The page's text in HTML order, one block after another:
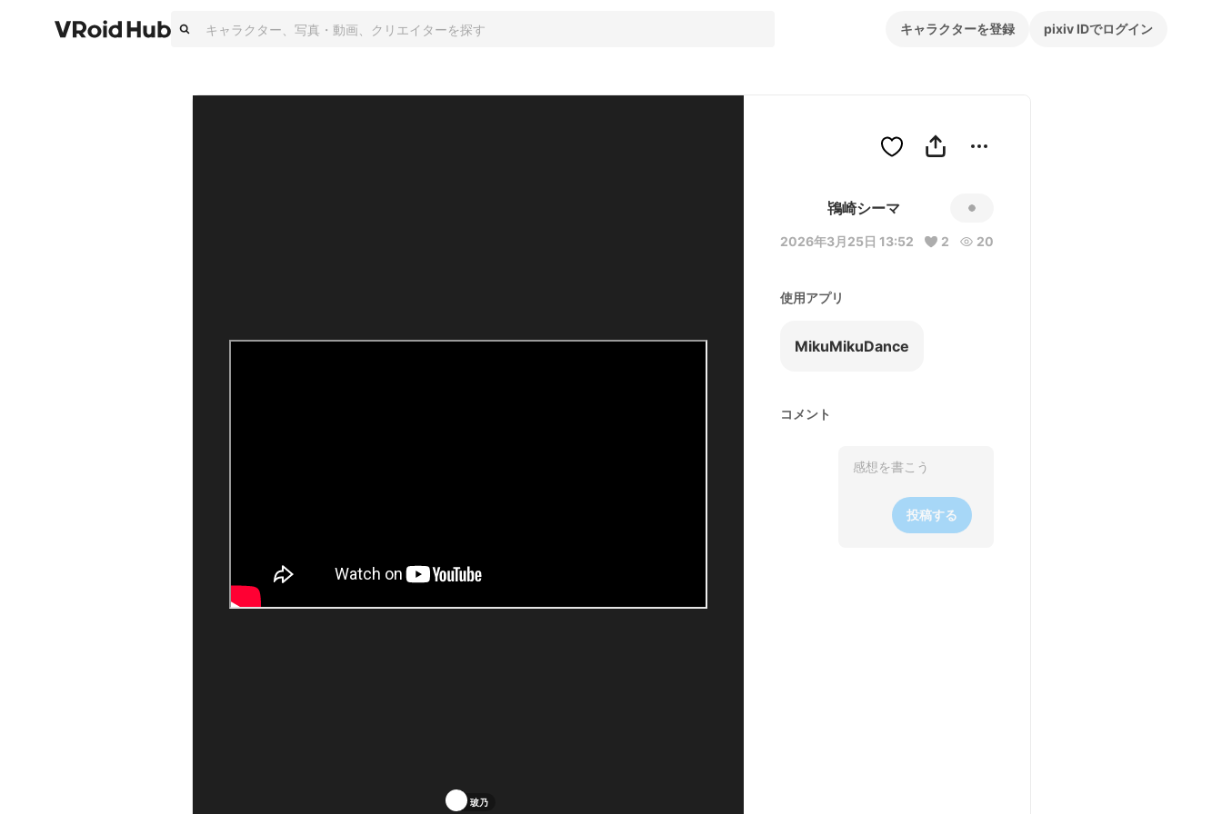
キャラクターを登録 pixiv IDでログイン
玻乃
鴇崎シーマ
2026年3月25日 13:52 2 20
使用アプリ
MikuMikuDance
コメント
投稿する